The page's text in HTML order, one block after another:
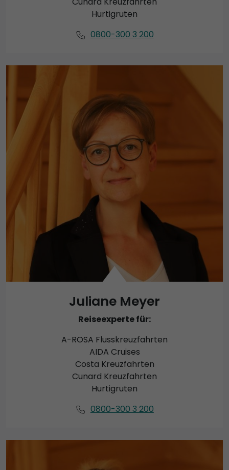
Hurtigruten
0800-300 3 200
Juliane Meyer
Reiseexperte für:
A-ROSA Flusskreuzfahrten
AIDA Cruises
Costa Kreuzfahrten
Cunard Kreuzfahrten
Hurtigruten
0800-300 3 200